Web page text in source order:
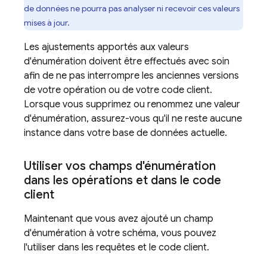
de données ne pourra pas analyser ni recevoir ces valeurs
mises à jour.
Les ajustements apportés aux valeurs
d'énumération doivent être effectués avec soin
afin de ne pas interrompre les anciennes versions
de votre opération ou de votre code client.
Lorsque vous supprimez ou renommez une valeur
d'énumération, assurez-vous qu'il ne reste aucune
instance dans votre base de données actuelle.
Utiliser vos champs d'énumération
dans les opérations et dans le code
client
Maintenant que vous avez ajouté un champ
d'énumération à votre schéma, vous pouvez
l'utiliser dans les requêtes et le code client.